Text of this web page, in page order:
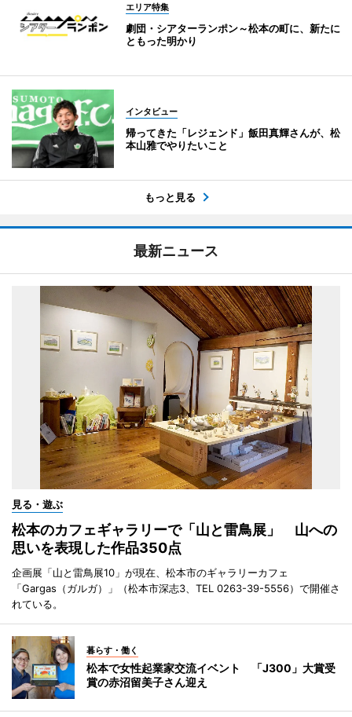
エリア特集
劇団・シアターランポン～松本の町に、新たに
ともった明かり
インタビュー
帰ってきた「レジェンド」飯田真輝さんが、松
本山雅でやりたいこと
もっと見る
最新ニュース
見る・遊ぶ
松本のカフェギャラリーで「山と雷鳥展」 山への
思いを表現した作品350点
企画展「山と雷鳥展10」が現在、松本市のギャラリーカフェ
「Gargas（ガルガ）」（松本市深志3、TEL 0263-39-5556）で開催さ
れている。
暮らす・働く
松本で女性起業家交流イベント 「J300」大賞受
賞の赤沼留美子さん迎え